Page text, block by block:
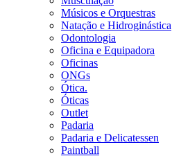
Músicos e Orquestras
Natação e Hidroginástica
Odontologia
Oficina e Equipadora
Oficinas
ONGs
Ótica.
Óticas
Outlet
Padaria
Padaria e Delicatessen
Paintball